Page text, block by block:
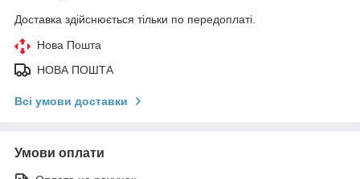
Доставка здійснюється тільки по передоплаті.
Нова Пошта
НОВА ПОШТА
Всі умови доставки
Умови оплати